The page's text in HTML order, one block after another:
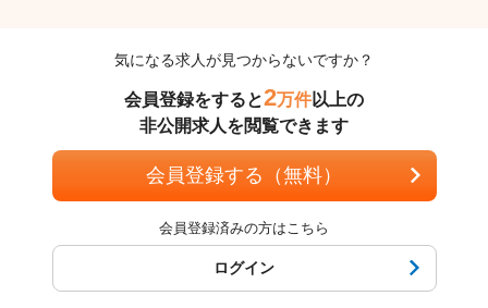
気になる求人が見つからないですか？
会員登録をすると2万件以上の
非公開求人を閲覧できます
会員登録する（無料）
会員登録済みの方はこちら
ログイン